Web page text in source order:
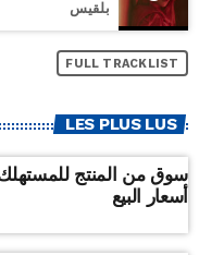
بلقيس
FULL TRACKLIST
LES PLUS LUS
سوق من المنتج
أسعار البيع